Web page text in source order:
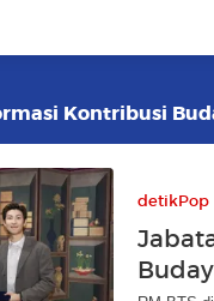
Kontribusi
detikPop